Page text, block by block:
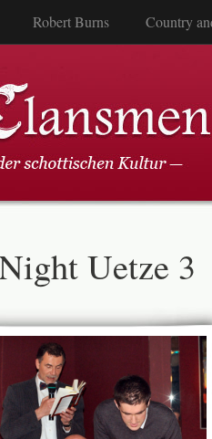
Robert Burns Country
Uetze 3